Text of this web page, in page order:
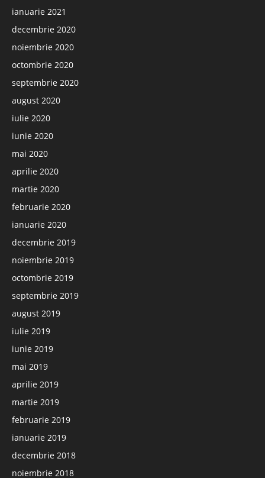
ianuarie 2021
decembrie 2020
noiembrie 2020
octombrie 2020
septembrie 2020
august 2020
iulie 2020
iunie 2020
mai 2020
aprilie 2020
martie 2020
februarie 2020
ianuarie 2020
decembrie 2019
noiembrie 2019
octombrie 2019
septembrie 2019
august 2019
iulie 2019
iunie 2019
mai 2019
aprilie 2019
martie 2019
februarie 2019
ianuarie 2019
decembrie 2018
noiembrie 2018